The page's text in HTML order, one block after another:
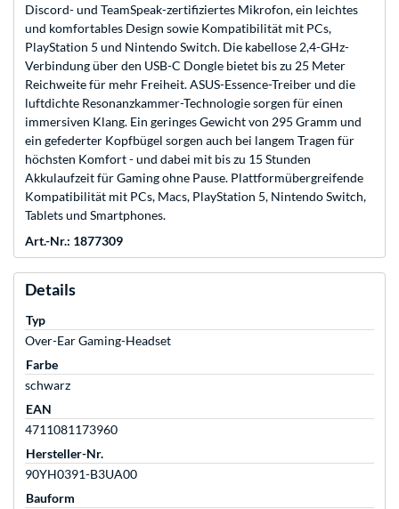
Discord- und TeamSpeak-zertifiziertes Mikrofon, ein leichtes
und komfortables Design sowie Kompatibilität mit PCs,
PlayStation 5 und Nintendo Switch. Die kabellose 2,4-GHz-
Verbindung über den USB-C Dongle bietet bis zu 25 Meter
Reichweite für mehr Freiheit. ASUS-Essence-Treiber und die
luftdichte Resonanzkammer-Technologie sorgen für einen
immersiven Klang. Ein geringes Gewicht von 295 Gramm und
ein gefederter Kopfbügel sorgen auch bei langem Tragen für
höchsten Komfort - und dabei mit bis zu 15 Stunden
Akkulaufzeit für Gaming ohne Pause. Plattformübergreifende
Kompatibilität mit PCs, Macs, PlayStation 5, Nintendo Switch,
Tablets und Smartphones.
Art.-Nr.: 1877309
Details
Typ
Over-Ear Gaming-Headset
Farbe
schwarz
EAN
4711081173960
Hersteller-Nr.
90YH0391-B3UA00
Bauform